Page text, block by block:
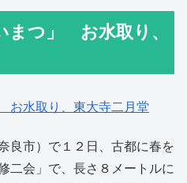
まつ」 お水取り、
お水取り、東大寺二月堂
良市）で１２日、古都に春を
二会」で、長さ８メートルに